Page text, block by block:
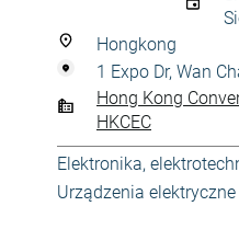
Hongkong
1 Expo Dr, Wan
Hong Kong
HKCEC
Elektronika,
Urządzenia elektryczne